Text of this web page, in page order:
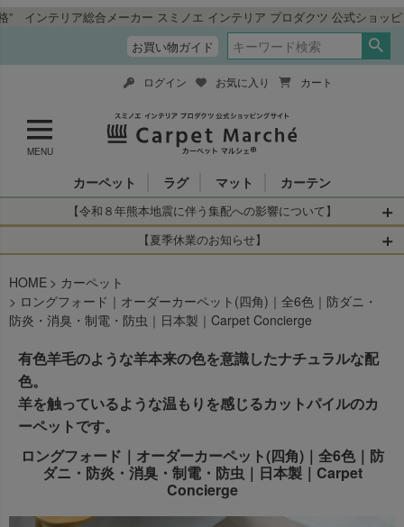
合メーカー スミノエ インテリア プロダクツ 公式ショッピングサイト「カ
お買い物ガイド
MENU
ログイン お気に入り カート
カーペット ラグ マット カーテン
【令和８年熊本地震に伴う集配への影響について】
令和8年熊本地震により、お亡くなりになられた方々に深く
お見舞い申し上げます。 この地震の影響により、現在、一
部地域を発着するお荷物のお届けに遅れが生じておりま
す。
【お荷物のお届けに遅れが生じている地域】
・全国から九州あてのお荷物
・九州から全国あてのお荷物
なお、今後の被害状況や交通規制などにより、対象地域や
サービスへの影響が変更となる場合がございます。
お客さまにはご不便をおかけいたしますが、何卒ご理解賜
りますようお願い申し上げます。
詳しくはこちら
【夏季休業のお知らせ】
当店は は2026年8月11日(火)～2026年8月16日(日)
を休業とさせて頂きます。
休業中のご注文に関しては自動返信メールは届きますが、
へのご返答ができかねます。 休業明けから順次送信させて
いただきますのでよろしくお願いいたします。
出荷センターも休業となりますため、休業期間中のご注文
2026年8月18日(火)
→オーダー商品など、詳しくはこちらから
HOME
カーペット
ロングフォード｜オーダーカーペット(四角)｜全6色｜防ダニ・
防炎・消臭・制電・防虫｜日本製｜Carpet Concierge
有色羊毛のような羊本来の色を意識したナチュラルな配
色。
羊を触っているような温もりを感じるカットパイルのカ
ーペットです。
ロングフォード｜オーダーカーペット(四角)｜全6色｜防
ダニ・防炎・消臭・制電・防虫｜日本製｜Carpet
Concierge